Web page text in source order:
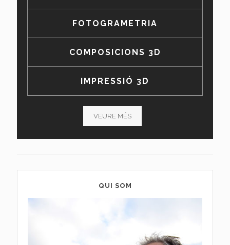
FOTOGRAMETRIA
COMPOSICIONS 3D
IMPRESSIÓ 3D
VEURE MÉS
QUI SOM